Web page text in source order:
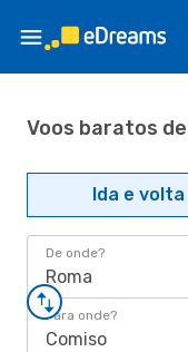
Voos baratos
Ida e volta
De onde?
Roma
Para onde?
Comiso